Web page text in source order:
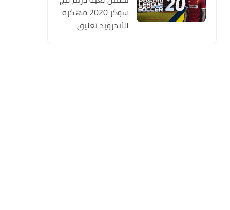
سوكر 2020 مهكرة
للأندرويد تعليق